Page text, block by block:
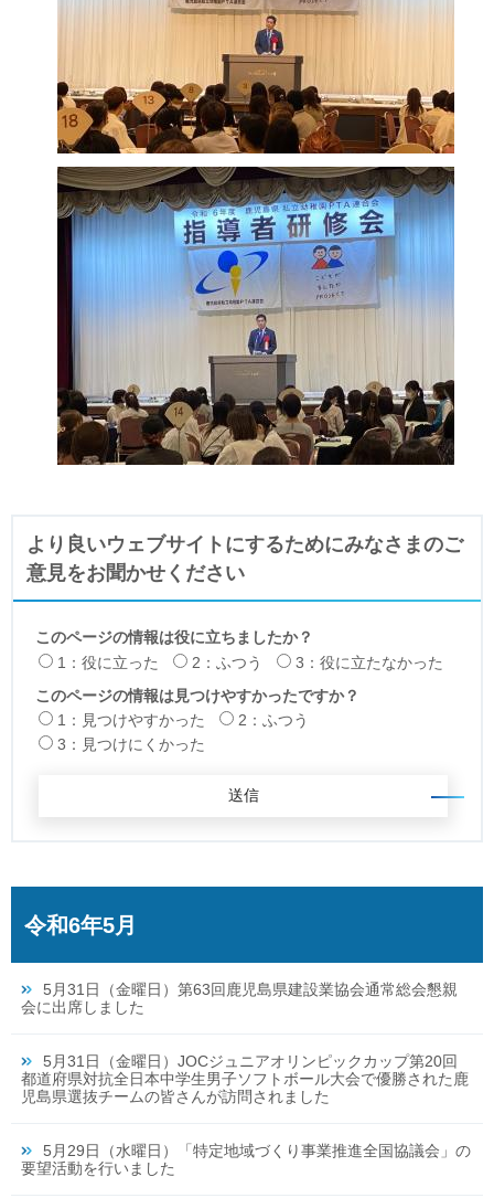
より良いウェブサイトにするためにみなさまのご
意見をお聞かせください
このページの情報は役に立ちましたか？
1：役に立った
2：ふつう
3：役に立たなかった
このページの情報は見つけやすかったですか？
1：見つけやすかった
2：ふつう
3：見つけにくかった
令和6年5月
5月31日（金曜日）第63回鹿児島県建設業協会通常総会懇親
会に出席しました
5月31日（金曜日）JOCジュニアオリンピックカップ第20回
都道府県対抗全日本中学生男子ソフトボール大会で優勝された鹿
児島県選抜チームの皆さんが訪問されました
5月29日（水曜日）「特定地域づくり事業推進全国協議会」の
要望活動を行いました